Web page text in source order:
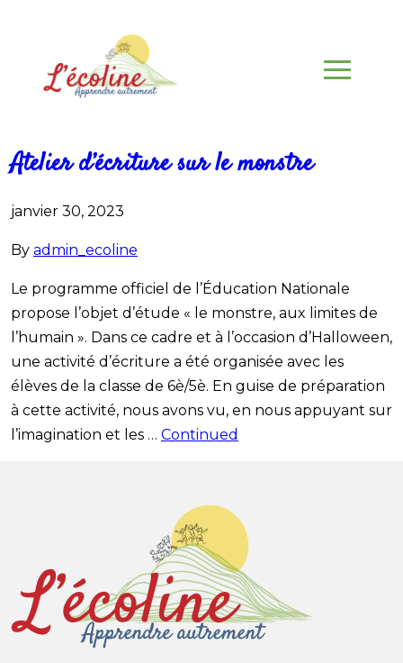
Atelier d’écriture sur le monstre
janvier 30, 2023
By admin_ecoline
Le programme officiel de l’Éducation Nationale
propose l’objet d’étude « le monstre, aux limites de
l’humain ». Dans ce cadre et à l’occasion d’Halloween,
une activité d’écriture a été organisée avec les
élèves de la classe de 6è/5è. En guise de préparation
à cette activité, nous avons vu, en nous appuyant sur
l’imagination et les … Continued